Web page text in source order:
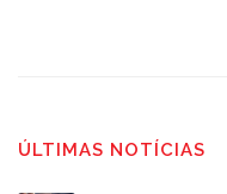
ÚLTIMAS NOTÍCIAS